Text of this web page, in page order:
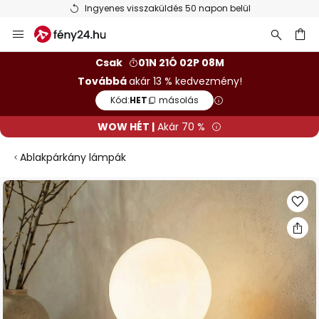
Ingyenes visszaküldés 50 napon belül
Ugrás
a
Csak
01N 21Ó 02P 07M
Továbbáakár 13 % kedvezmény!
Kód:HET másolás
WOW HÉT | Akár 70 %
Ablakpárkány lámpák
Ugrás
a
képgaléria
végére